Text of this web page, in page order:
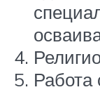
Работа